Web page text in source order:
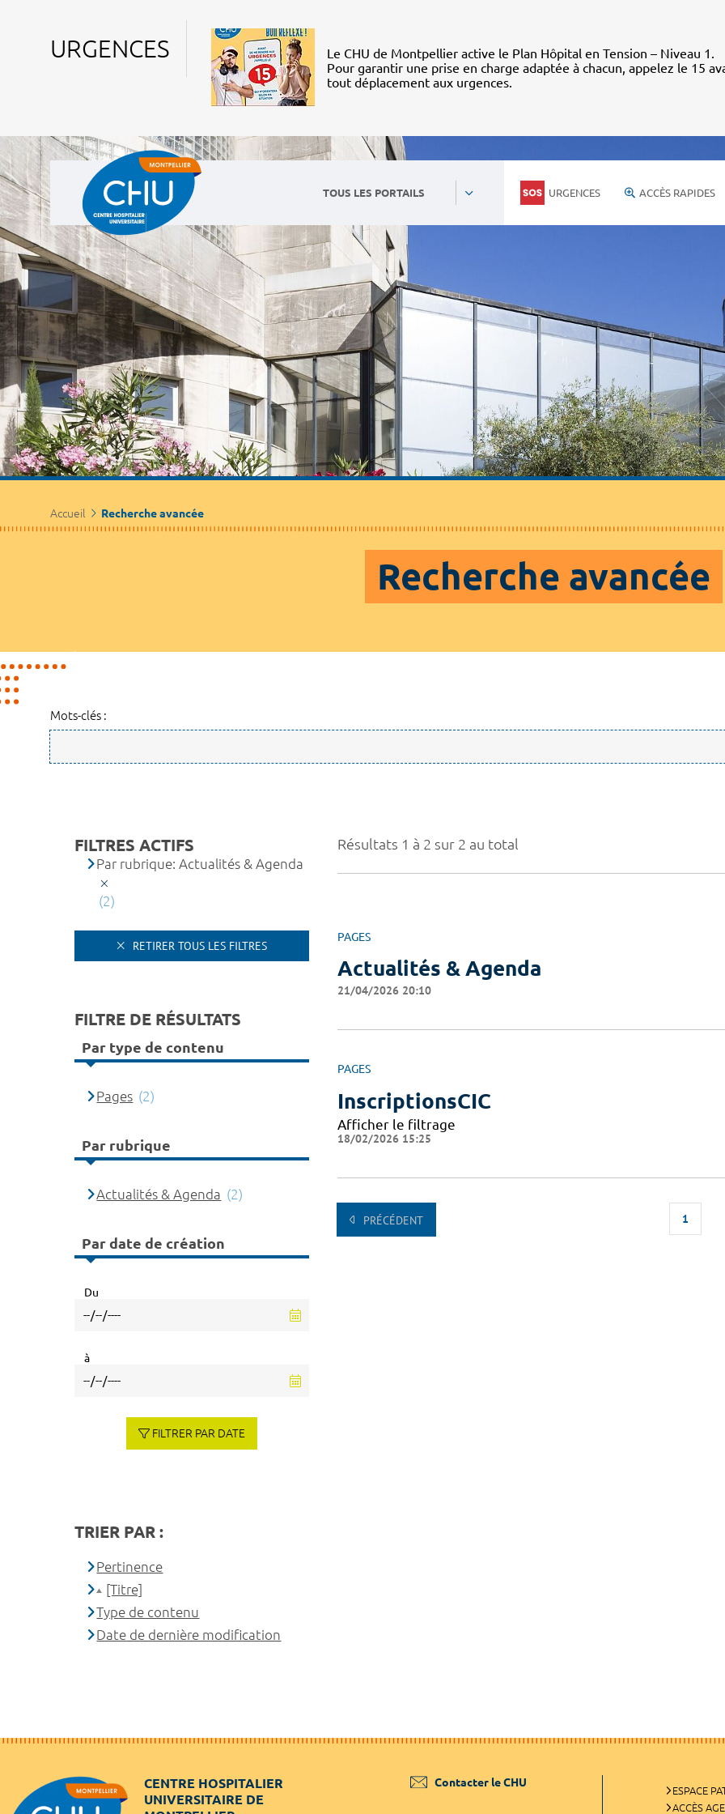
URGENCES
Le CHU de Montpellier active le Plan Hôpital en Tension – Niveau 1.
Pour garantir une prise en charge adaptée à chacun, appelez le 15
tout déplacement aux urgences.
TOUS LES PORTAILS URGENCES ACCÈS RAPIDES
Accueil Recherche avancée
Recherche avancée
Mots-clés :
Résultats 1 à 2 sur 2 au total
PAGES
Actualités & Agenda
21/04/2026 20:10
PAGES
InscriptionsCIC
Afficher le filtrage
18/02/2026 15:25
PRÉCÉDENT 1
FILTRES ACTIFS
Par rubrique: Actualités & Agenda
(2)
RETIRER TOUS LES FILTRES
FILTRE DE RÉSULTATS
Par type de contenu
Pages (2)
Par rubrique
Actualités & Agenda (2)
Par date de création
Du
à
FILTRER PAR DATE
TRIER PAR :
Pertinence
[Titre]
Type de contenu
Date de dernière modification
CENTRE HOSPITALIER
UNIVERSITAIRE DE
Contacter le CHU
ESPACE
ACCÈS